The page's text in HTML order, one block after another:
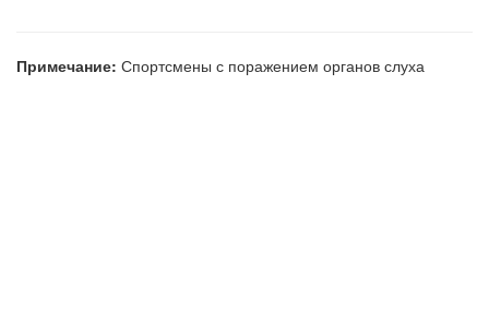
Примечание: Спортсмены с поражением органов слуха